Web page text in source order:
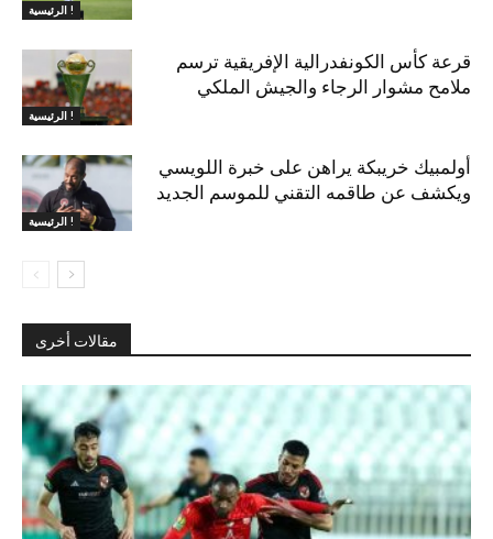
الرئيسية !
الرئيسية !
قرعة كأس الكونفدرالية الإفريقية ترسم
ملامح مشوار الرجاء والجيش الملكي
الرئيسية !
أولمبيك خريبكة يراهن على خبرة اللويسي
ويكشف عن طاقمه التقني للموسم الجديد
مقالات أخرى